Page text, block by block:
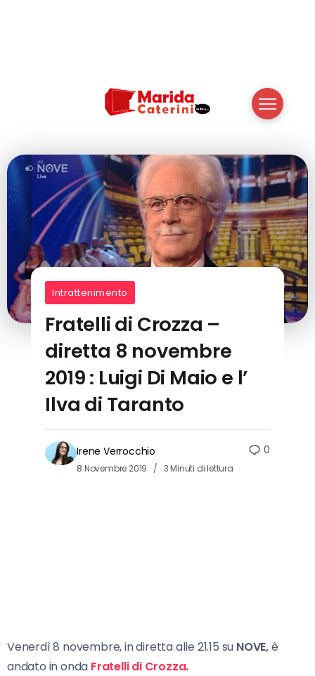
Intrattenimento
Fratelli di Crozza –
diretta 8 novembre
2019 : Luigi Di Maio e l’
Ilva di Taranto
Irene Verrocchio
8 Novembre 2019 3 Minuti di lettura
0
Venerdì 8 novembre, in diretta alle 21.15 su NOVE,è
andato in onda Fratelli di Crozza.